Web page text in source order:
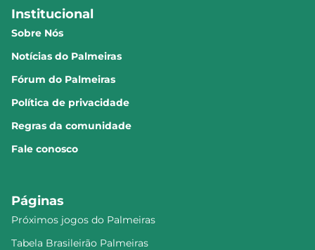
Institucional
Sobre Nós
Notícias do Palmeiras
Fórum do Palmeiras
Política de privacidade
Regras da comunidade
Fale conosco
Páginas
Próximos jogos do Palmeiras
Tabela Brasileirão Palmeiras